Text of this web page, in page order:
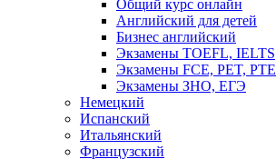
Общий курс онлайн
Английский для детей
Бизнес английский
Экзамены TOEFL, IELTS
Экзамены FCE, PET, PTE
Экзамены ЗНО, ЕГЭ
Немецкий
Испанский
Итальянский
Французский